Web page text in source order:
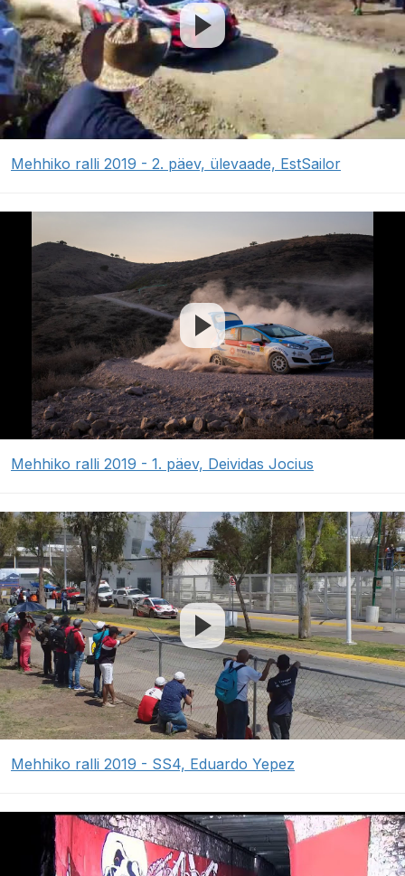
Mehhiko ralli 2019 - 2. päev, ülevaade, EstSailor
Mehhiko ralli 2019 - 1. päev, Deividas Jocius
Mehhiko ralli 2019 - SS4, Eduardo Yepez